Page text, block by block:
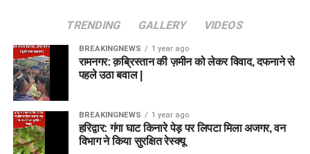
टीम 2: ग्रैंड लीग रिस्की टीम (Grand
League Strategy)
विकटकीपर (WK): Natasha Wraith
ऑलराउंडर (ALL):Amelia Kerr(C), Ashleigh Gardner
, Hayley Matthews, Nat Sciver-Brunt, GA
Brydon Carse
Matthew Potts
Reece Topley
TRENDING GALLERY VIDEOS
BREAKINGNEWS 1 year ago
रामनगर: क़ब्रिस्तान की ज़मीन को लेकर विवाद, दफनाने से
पहले उठा बवाल |
BREAKINGNEWS 1 year ago
हरिद्वार: गंगा घाट किनारे पेड़ पर लिपटा मिला अजगर, वन
विभाग ने किया सुरक्षित रेस्क्यू